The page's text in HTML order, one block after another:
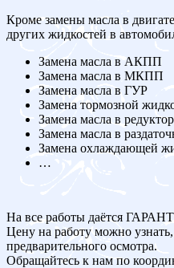
Кроме замены масла в
других жидкостей в
Замена масла в АКПП
Замена масла в МКПП
Замена масла в ГУР
Замена тормозной
Замена масла в
Замена масла в
Замена охлаждающей
…
На все работы даётся
Цену на работу можно узнать,
предварительного осмотра.
Обращайтесь к нам по